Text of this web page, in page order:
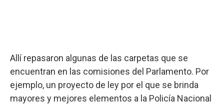
Allí repasaron algunas de las carpetas que se
encuentran en las comisiones del Parlamento. Por
ejemplo, un proyecto de ley por el que se brinda
mayores y mejores elementos a la Policía Nacional